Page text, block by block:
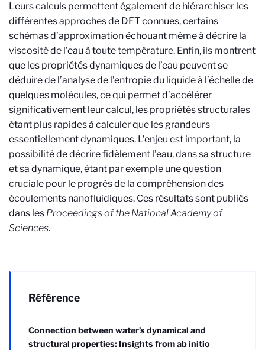
Leurs calculs permettent également de hiérarchiser les
différentes approches de DFT connues, certains
schémas d’approximation échouant même à décrire la
viscosité de l’eau à toute température. Enfin, ils montrent
que les propriétés dynamiques de l’eau peuvent se
déduire de l’analyse de l’entropie du liquide à l’échelle de
quelques molécules, ce qui permet d’accélérer
significativement leur calcul, les propriétés structurales
étant plus rapides à calculer que les grandeurs
essentiellement dynamiques. L’enjeu est important, la
possibilité de décrire fidèlement l’eau, dans sa structure
et sa dynamique, étant par exemple une question
cruciale pour le progrès de la compréhension des
écoulements nanofluidiques. Ces résultats sont publiés
dans les Proceedings of the National Academy of
Sciences.
Référence
Connection between water’s dynamical and
structural properties: Insights from ab initio